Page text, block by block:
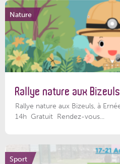
Nature
Rallye nature aux
Rallye nature aux Bizeuls, à
14h Gratuit Rendez-vous...
Sport